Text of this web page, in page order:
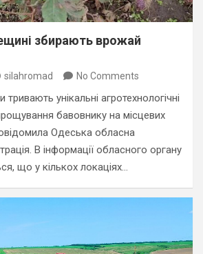
збирають врожай
silahromad No Comments
унікальні агротехнологічні
бавовнику на місцевих
Одеська обласна
В інформації обласного органу
що у кількох локаціях…